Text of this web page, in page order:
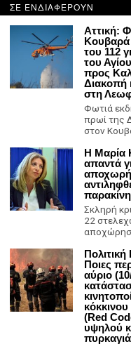
Επικοινωνία
Πολιτική
Δήλωση
ΣΕ ΕΝΔΙΑΦΕΡΟΥΝ
Αττική:
του 112
του
προς
Διακοπή
στη
Φωτιά
πρωί της
στον
Η Μαρία
απαντά
Σκληρή
22
Ποιες
αύριο
(Red
υψηλού